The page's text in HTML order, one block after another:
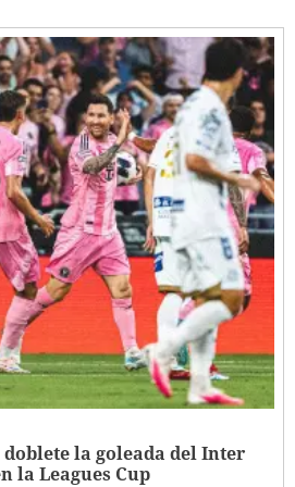
la goleada del Inter
la Leagues Cup